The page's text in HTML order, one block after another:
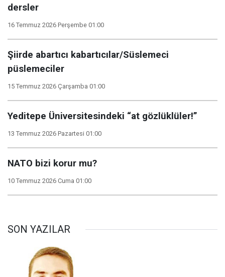
dersler
16 Temmuz 2026 Perşembe 01:00
Şiirde abartıcı kabartıcılar/Süslemeci
püslemeciler
15 Temmuz 2026 Çarşamba 01:00
Yeditepe Üniversitesindeki “at gözlüklüler!”
13 Temmuz 2026 Pazartesi 01:00
NATO bizi korur mu?
10 Temmuz 2026 Cuma 01:00
SON YAZILAR